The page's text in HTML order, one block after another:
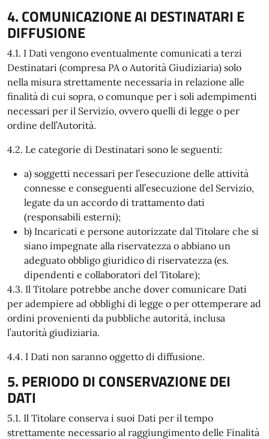
4. COMUNICAZIONE AI DESTINATARI E
DIFFUSIONE
4.1. I Dati vengono eventualmente comunicati a terzi
Destinatari (compresa PA o Autorità Giudiziaria) solo
nella misura strettamente necessaria in relazione alle
finalità di cui sopra, o comunque per i soli adempimenti
necessari per il Servizio, ovvero quelli di legge o per
ordine dell’Autorità.
4.2. Le categorie di Destinatari sono le seguenti:
a) soggetti necessari per l’esecuzione delle attività
connesse e conseguenti all’esecuzione del Servizio,
legate da un accordo di trattamento dati
(responsabili esterni);
b) Incaricati e persone autorizzate dal Titolare che si
siano impegnate alla riservatezza o abbiano un
adeguato obbligo giuridico di riservatezza (es.
dipendenti e collaboratori del Titolare);
4.3. Il Titolare potrebbe anche dover comunicare Dati
per adempiere ad obblighi di legge o per ottemperare ad
ordini provenienti da pubbliche autorità, inclusa
l’autorità giudiziaria.
4.4. I Dati non saranno oggetto di diffusione.
5. PERIODO DI CONSERVAZIONE DEI
DATI
5.1. Il Titolare conserva i suoi Dati per il tempo
strettamente necessario al raggiungimento delle Finalità